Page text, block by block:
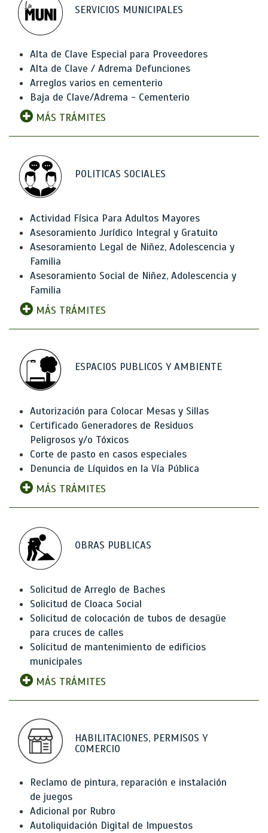
SERVICIOS MUNICIPALES
Alta de Clave Especial para Proveedores
Alta de Clave / Adrema Defunciones
Arreglos varios en cementerio
Baja de Clave/Adrema - Cementerio
MÁS TRÁMITES
POLITICAS SOCIALES
Actividad Física Para Adultos Mayores
Asesoramiento Jurídico Integral y Gratuito
Asesoramiento Legal de Niñez, Adolescencia y
Familia
Asesoramiento Social de Niñez, Adolescencia y
Familia
MÁS TRÁMITES
ESPACIOS PUBLICOS Y AMBIENTE
Autorización para Colocar Mesas y Sillas
Certificado Generadores de Residuos
Peligrosos y/o Tóxicos
Corte de pasto en casos especiales
Denuncia de Líquidos en la Vía Pública
MÁS TRÁMITES
OBRAS PUBLICAS
Solicitud de Arreglo de Baches
Solicitud de Cloaca Social
Solicitud de colocación de tubos de desagüe
para cruces de calles
Solicitud de mantenimiento de edificios
municipales
MÁS TRÁMITES
HABILITACIONES, PERMISOS Y
COMERCIO
Reclamo de pintura, reparación e instalación
de juegos
Adicional por Rubro
Autoliquidación Digital de Impuestos